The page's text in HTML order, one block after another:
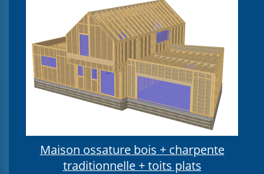
Maison ossature bois + charpente
traditionnelle + toits plats